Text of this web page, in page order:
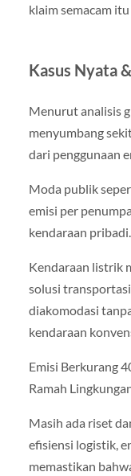
klaim semacam itu
Kasus Nyata
Menurut analisis
menyumbang
dari penggunaan
Moda publik
emisi per
kendaraan pribadi.
Kendaraan listrik
solusi
diakomodasi
kendaraan
Emisi Berkurang
Ramah
Masih ada riset
efisiensi logistik,
memastikan